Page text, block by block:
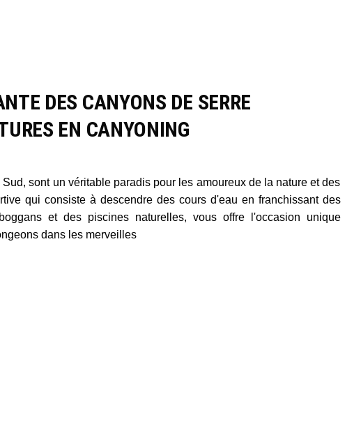
DES CANYONS DE SERRE
EN CANYONING
sont un véritable paradis pour les amoureux de la nature et des
qui consiste à descendre des cours d'eau en franchissant des
et des piscines naturelles, vous offre l'occasion unique
dans les merveilles